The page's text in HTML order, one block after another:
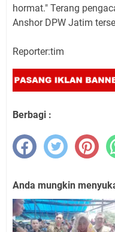
hormat." Terang
Anshor DPW Jatim
Reporter:tim
Berbagi :
Anda mungkin